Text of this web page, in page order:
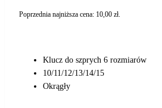
Poprzednia najniższa cena: 10,00 zł.
Klucz do szprych 6 rozmiarów
10/11/12/13/14/15
Okrągły